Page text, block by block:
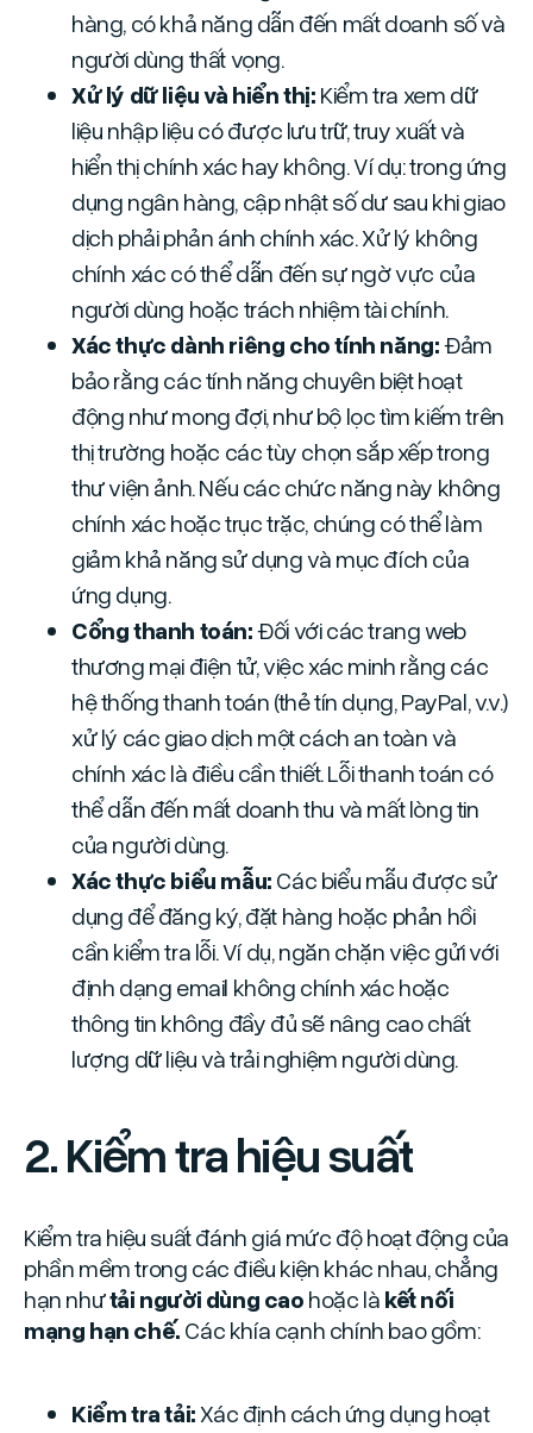
hàng, có khả năng dẫn đến mất doanh số và
người dùng thất vọng.
Xử lý dữ liệu và hiển thị: Kiểm tra xem dữ
liệu nhập liệu có được lưu trữ, truy xuất và
hiển thị chính xác hay không. Ví dụ: trong ứng
dụng ngân hàng, cập nhật số dư sau khi giao
dịch phải phản ánh chính xác. Xử lý không
chính xác có thể dẫn đến sự ngờ vực của
người dùng hoặc trách nhiệm tài chính.
Xác thực dành riêng cho tính năng:Đảm
bảo rằng các tính năng chuyên biệt hoạt
động như mong đợi, như bộ lọc tìm kiếm trên
thị trường hoặc các tùy chọn sắp xếp trong
thư viện ảnh. Nếu các chức năng này không
chính xác hoặc trục trặc, chúng có thể làm
giảm khả năng sử dụng và mục đích của
ứng dụng.
Cổng thanh toán:Đối với các trang web
thương mại điện tử, việc xác minh rằng các
hệ thống thanh toán (thẻ tín dụng, PayPal, v.v.)
xử lý các giao dịch một cách an toàn và
chính xác là điều cần thiết. Lỗi thanh toán có
thể dẫn đến mất doanh thu và mất lòng tin
của người dùng.
Xác thực biểu mẫu: Các biểu mẫu được sử
dụng để đăng ký, đặt hàng hoặc phản hồi
cần kiểm tra lỗi. Ví dụ, ngăn chặn việc gửi với
định dạng email không chính xác hoặc
thông tin không đầy đủ sẽ nâng cao chất
lượng dữ liệu và trải nghiệm người dùng.
2. Kiểm tra hiệu suất
Kiểm tra hiệu suất đánh giá mức độ hoạt động của
phần mềm trong các điều kiện khác nhau, chẳng
hạn nhưtải người dùng cao hoặc là kết nối
mạng hạn chế. Các khía cạnh chính bao gồm:
Kiểm tra tải:Xác định cách ứng dụng hoạt